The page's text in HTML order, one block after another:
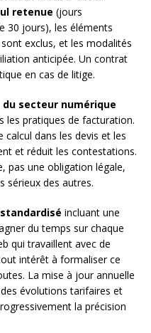
retenue (jours
30 jours), les éléments
exclus, et les modalités
anticipée. Un contrat
en cas de litige.
secteur numérique
les pratiques de facturation.
dans les devis et les
et réduit les contestations.
pas une obligation légale,
sérieux des autres.
incluant une
du temps sur chaque
qui travaillent avec de
intérêt à formaliser ce
La mise à jour annuelle
évolutions tarifaires et
la précision